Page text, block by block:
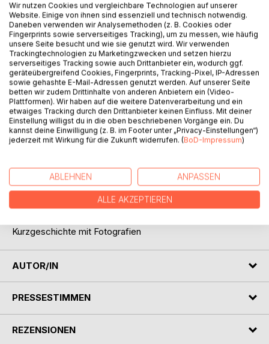
Auf die Merkliste
Titel bewerten
BESCHREIBUNG
die Autorin ihren Koffer für eine Reise nach Istanbul.
Kaum in der fesselnden Stadt angekommen, trifft sie auf
kontaktfreudige und hilfsbereite Einwohner.
Kurzgeschichte mit Fotografien
AUTOR/IN
PRESSESTIMMEN
REZENSIONEN
Wir nutzen Cookies und vergleichbare Technologien auf unserer
Website. Einige von ihnen sind essenziell und technisch notwendig.
Daneben verwenden wir Analysemethoden (z. B. Cookies oder
Fingerprints sowie serverseitiges Tracking), um zu messen, wie häufig
unsere Seite besucht und wie sie genutzt wird. Wir verwenden
Trackingtechnologien zu Marketingzwecken und setzen hierzu
serverseitiges Tracking sowie auch Drittanbieter ein, wodurch ggf.
geräteübergreifend Cookies, Fingerprints, Tracking-Pixel, IP-Adressen
sowie gehashte E-Mail-Adressen genutzt werden. Auf unserer Seite
betten wir zudem Drittinhalte von anderen Anbietern ein (Video-
Plattformen). Wir haben auf die weitere Datenverarbeitung und ein
etwaiges Tracking durch den Drittanbieter keinen Einfluss. Mit deiner
Einstellung willigst du in die oben beschriebenen Vorgänge ein. Du
kannst deine Einwilligung (z. B. im Footer unter „Privacy-Einstellungen“)
jederzeit mit Wirkung für die Zukunft widerrufen. (BoD-Impressum)
ABLEHNEN ANPASSEN
ALLE AKZEPTIEREN